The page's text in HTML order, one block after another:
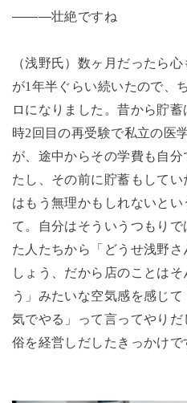
―――壮絶ですね
（浅野氏）数ヶ月だったら
が1 年半ぐらい続いたので、
ロになりました。昔から貯
時2回目の再受験で私立の医
が、途中からその学費も自
たし、その前に貯蓄もして
はもう無理かもしれないと
て。自分はそういうつもり
た人たちから「どうせ浅野
しょう、だから店のことは
う」みたいな空気感を感じ
気でやる」って言ってやり
俗を経営しだしたきっかけで